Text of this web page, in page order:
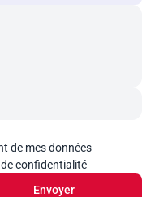
de mes données
confidentialité
Envoyer